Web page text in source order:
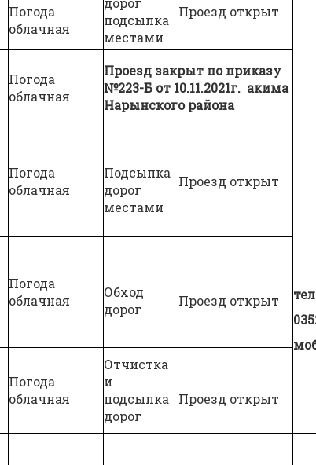
Погода
облачная
подсыпка
местами
Проезд открыт
Погода
облачная
Проезд закрыт по приказу
№223-Б от 10.11.2021г. акима
Нарынского района
Погода
облачная
Подсыпка
дорог
местами
Проезд открыт
Погода
облачная
Обход
дорог
Проезд открыт
Погода
облачная
Отчистка
и
подсыпка
дорог
Проезд открыт